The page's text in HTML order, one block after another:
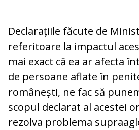
Declarațiile făcute de
referitoare la impactul
mai exact că ea ar afecta
de persoane aflate în
românești, ne fac să
scopul declarat al acestei
rezolva problema